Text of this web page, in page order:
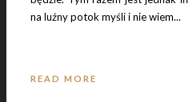
na luźny potok myśli i nie wiem...
READ MORE